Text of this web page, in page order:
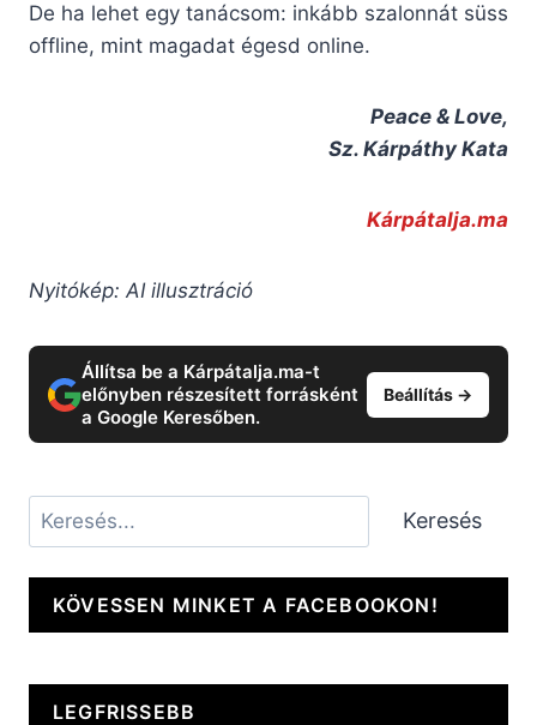
De ha lehet egy tanácsom: inkább szalonnát süss
offline, mint magadat égesd online.
Peace & Love,
Sz. Kárpáthy Kata
Kárpátalja.ma
Nyitókép: AI illusztráció
Állítsa be a Kárpátalja.ma-t
előnyben részesített forrásként
a Google Keresőben.
Beállítás →
Keresés Keresés
KÖVESSEN MINKET A FACEBOOKON!
LEGFRISSEBB